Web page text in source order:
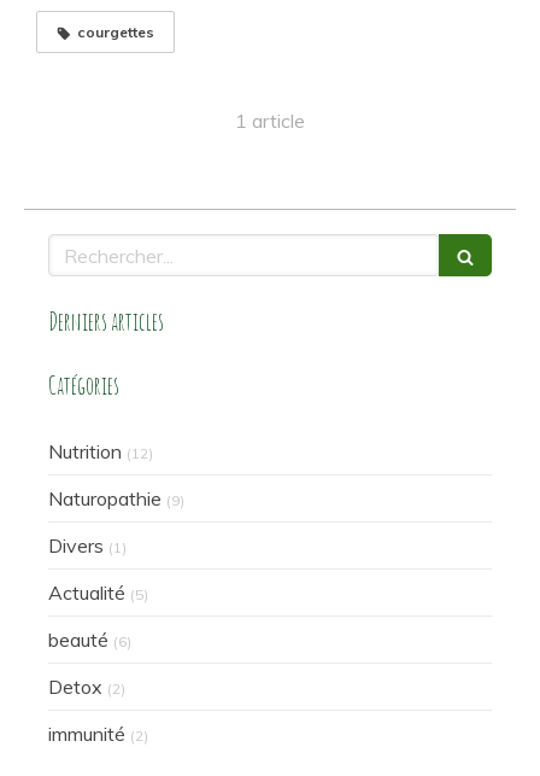
courgettes
1 article
Rechercher
Derniers articles
Catégories
Nutrition (12)
Naturopathie (9)
Divers (1)
Actualité (5)
beauté (6)
Detox (2)
immunité (2)